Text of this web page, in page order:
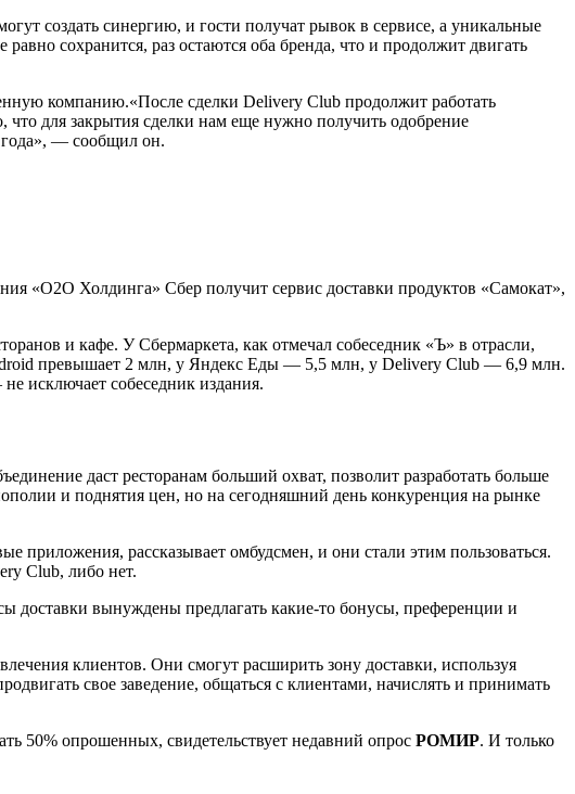
создать синергию, и гости получат рывок в сервисе, а уникальные
сохранится, раз остаются оба бренда, что и продолжит двигать
компанию.«После сделки Delivery Club продолжит работать
для закрытия сделки нам еще нужно получить одобрение
года», — сообщил он.
«О2О Холдинга» Сбер получит сервис доставки продуктов «Самокат»,
и кафе. У Сбермаркета, как отмечал собеседник «Ъ» в отрасли,
превышает 2 млн, у Яндекс Еды — 5,5 млн, у Delivery Club — 6,9 млн.
исключает собеседник издания.
даст ресторанам больший охват, позволит разработать больше
и поднятия цен, но на сегодняшний день конкуренция на рынке
приложения, рассказывает омбудсмен, и они стали этим пользоваться.
Club, либо нет.
доставки вынуждены предлагать какие-то бонусы, преференции и
клиентов. Они смогут расширить зону доставки, используя
свое заведение, общаться с клиентами, начислять и принимать
50% опрошенных, свидетельствует недавний опрос РОМИР. И только